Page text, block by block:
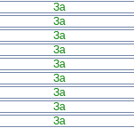
За
За
За
За
За
За
За
За
За